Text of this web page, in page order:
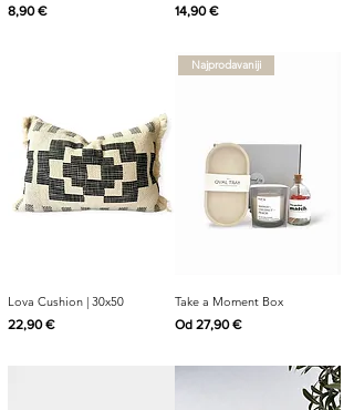
Cijena
8,90 €
Cijena
14,90 €
Lova Cushion | 30x50
Cijena
22,90 €
Najprodavaniji
Take a Moment Box
Od 27,90 €
Cijena s popustom